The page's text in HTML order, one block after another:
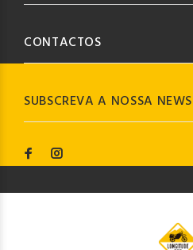
SUBSCREVA A NOSSA
CONTACTOS